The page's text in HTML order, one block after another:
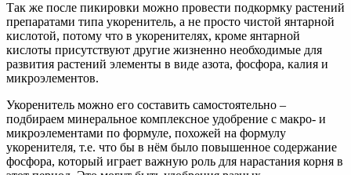
Так же после пикировки можно провести подкормку растений
препаратами типа укоренитель, а не просто чистой янтарной
кислотой, потому что в укоренителях, кроме янтарной
кислоты присутствуют другие жизненно необходимые для
развития растений элементы в виде азота, фосфора, калия и
микроэлементов.
Укоренитель можно его составить самостоятельно –
подбираем минеральное комплексное удобрение с макро- и
микроэлементами по формуле, похожей на формулу
укоренителя, т.е. что бы в нём было повышенное содержание
фосфора, который играет важную роль для нарастания корня в